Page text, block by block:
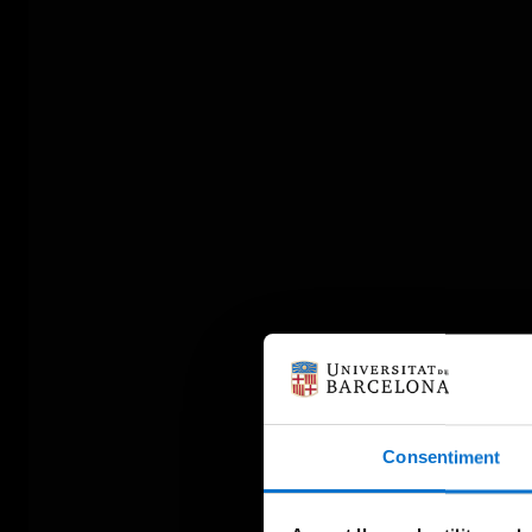
Consentiment